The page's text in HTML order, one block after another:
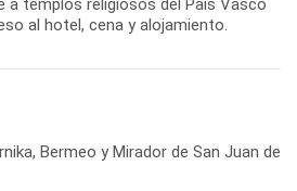
a templos religiosos del País Vasco
al hotel, cena y alojamiento.
Bermeo y Mirador de San Juan de